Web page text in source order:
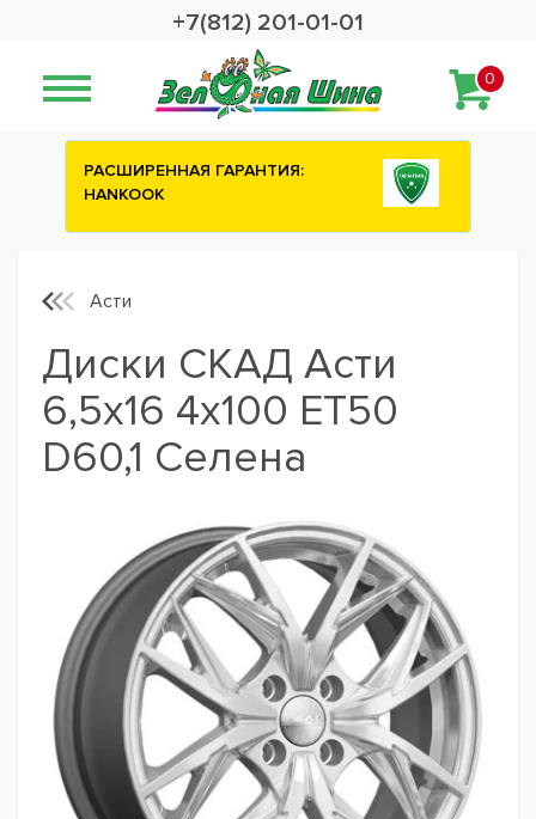
+7(812) 201-01-01
0
ГАРАНТИЯ:
Сashback 2500 рублей на
шины ATTAR
Асти
Диски СКАД Асти
6,5x16 4x100 ET50
D60,1 Селена